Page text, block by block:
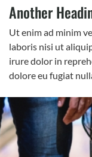
Another
Ut enim ad minim
laboris nisi ut
irure dolor in
dolore eu fugiat